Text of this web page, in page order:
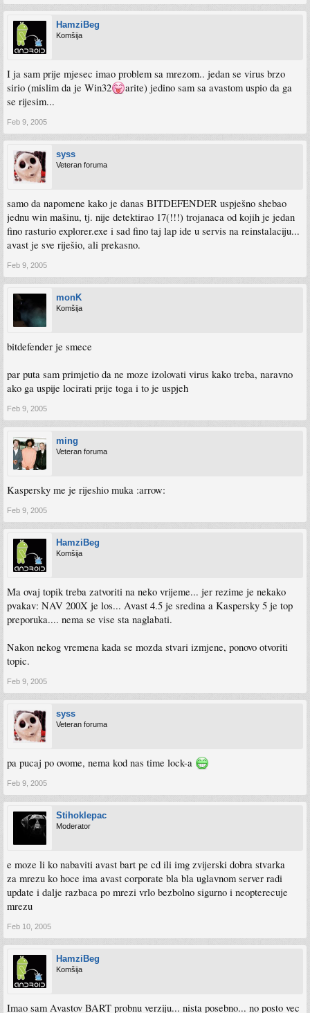
HamziBeg
Komšija
I ja sam prije mjesec imao problem sa mrezom.. jedan se virus brzo
sirio (mislim da je Win32
arite) jedino sam sa avastom uspio da ga
se rijesim...
Feb 9, 2005
syss
Veteran foruma
samo da napomene kako je danas BITDEFENDER uspješno shebao
jednu win mašinu, tj. nije detektirao 17(!!!) trojanaca od kojih je jedan
fino rasturio explorer.exe i sad fino taj lap ide u servis na reinstalaciju...
avast je sve riješio, ali prekasno.
Feb 9, 2005
monK
Komšija
bitdefender je smece
par puta sam primjetio da ne moze izolovati virus kako treba, naravno
ako ga uspije locirati prije toga i to je uspjeh
Feb 9, 2005
ming
Veteran foruma
Kaspersky me je rijeshio muka :arrow:
Feb 9, 2005
HamziBeg
Komšija
Ma ovaj topik treba zatvoriti na neko vrijeme... jer rezime je nekako
pvakav: NAV 200X je los... Avast 4.5 je sredina a Kaspersky 5 je top
preporuka.... nema se vise sta naglabati.
Nakon nekog vremena kada se mozda stvari izmjene, ponovo otvoriti
topic.
Feb 9, 2005
syss
Veteran foruma
pa pucaj po ovome, nema kod nas time lock-a
Feb 9, 2005
Stihoklepac
Moderator
e moze li ko nabaviti avast bart pe cd ili img zvijerski dobra stvarka
za mrezu ko hoce ima avast corporate bla bla uglavnom server radi
update i dalje razbaca po mrezi vrlo bezbolno sigurno i neopterecuje
mrezu
Feb 10, 2005
HamziBeg
Komšija
Imao sam Avastov BART probnu verziju... nista posebno... no posto vec